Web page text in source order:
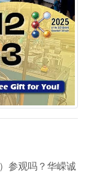
参观吗？华嵘诚